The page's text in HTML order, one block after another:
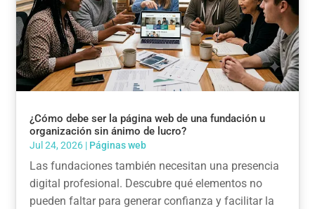
¿Cómo debe ser la página web de una fundación u
organización sin ánimo de lucro?
Jul 24, 2026 | Páginas web
Las fundaciones también necesitan una presencia
digital profesional. Descubre qué elementos no
pueden faltar para generar confianza y facilitar la